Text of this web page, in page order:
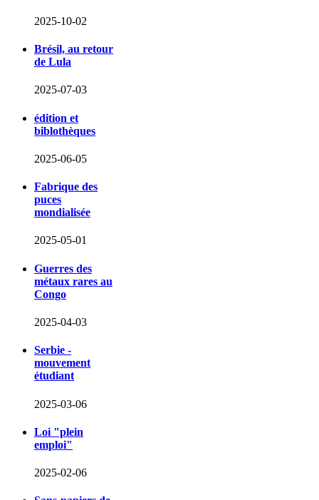
2025-10-02
Brésil, au retour
de Lula
2025-07-03
édition et
biblothèques
2025-06-05
Fabrique des
puces
mondialisée
2025-05-01
Guerres des
métaux rares au
Congo
2025-04-03
Serbie -
mouvement
étudiant
2025-03-06
Loi "plein
emploi"
2025-02-06